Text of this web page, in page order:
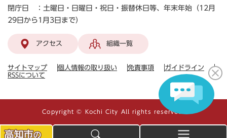
閉庁日 ：土曜日・日曜日・祝日・振替休日等、年末年始（12月
29日から1月3日まで）
アクセス 組織一覧
サイトマップ 個人情報の取り扱い 免責事項
ガイドライン
RSSについて
Copyright © Kochi City All rights reserved.